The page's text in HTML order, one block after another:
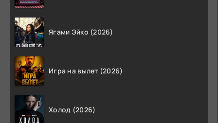
Ягами Эйко (2026)
Игра на вылет (2026)
Холод (2026)